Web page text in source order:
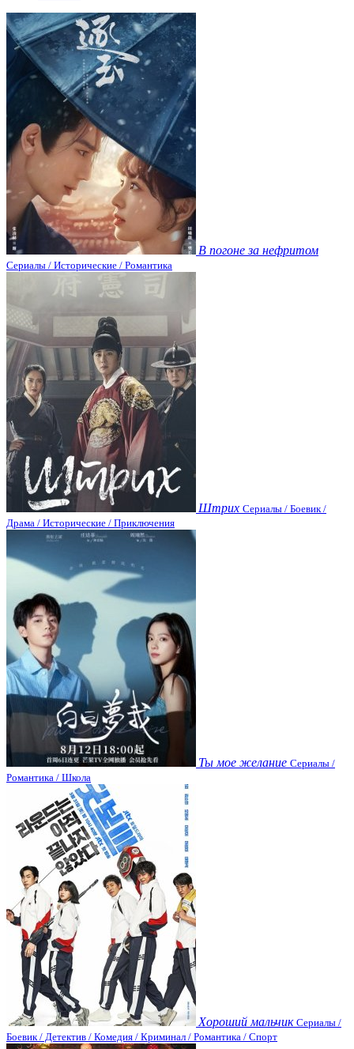
В погоне за нефритом
Сериалы / Исторические / Романтика
Штрих Сериалы / Боевик /
Драма / Исторические / Приключения
Ты мое желание Сериалы /
Романтика / Школа
Хороший мальчик Сериалы /
Боевик / Детектив / Комедия / Криминал / Романтика / Спорт